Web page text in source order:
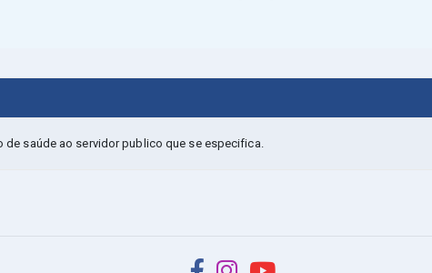
de saúde ao servidor publico que se especifica.